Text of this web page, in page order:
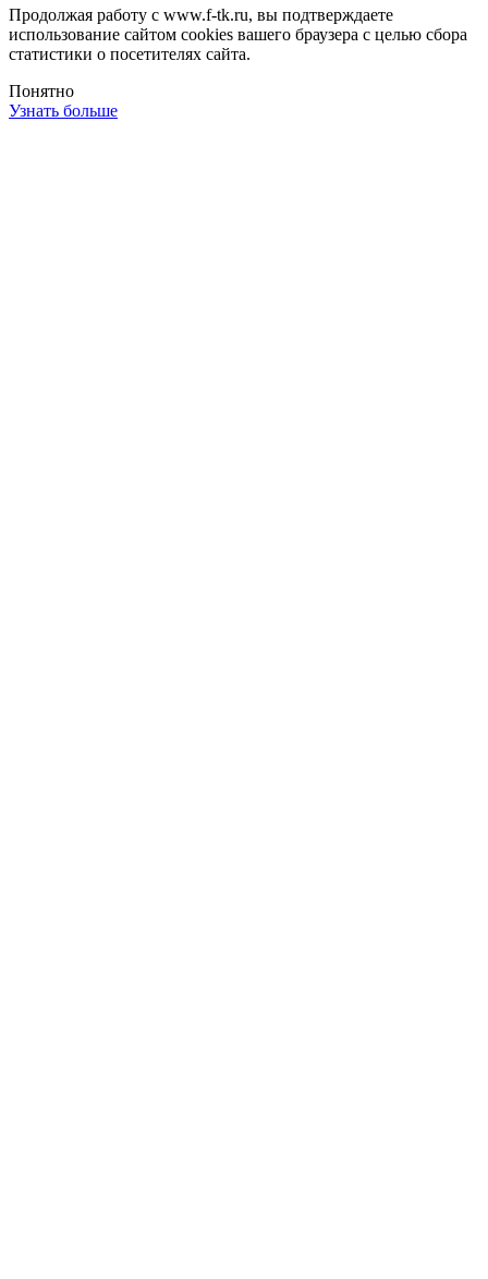
Продолжая работу с www.f-tk.ru, вы подтверждаете
использование сайтом cookies вашего браузера с целью сбора
статистики о посетителях сайта.
Понятно
Узнать больше